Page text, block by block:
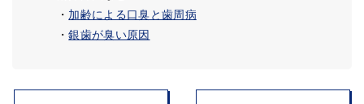
・ 加齢による口臭と歯周病
・銀歯が臭い原因